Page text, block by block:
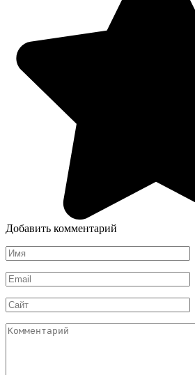
Добавить комментарий
Имя
*
Email
*
Сайт
Комментарий